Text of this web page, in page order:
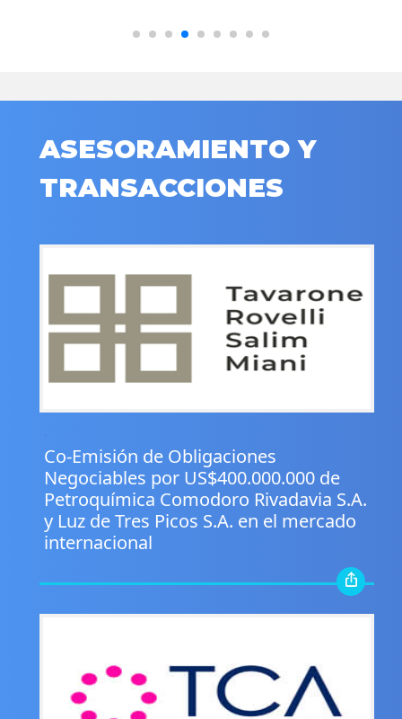
ASESORAMIENTO Y
TRANSACCIONES
Co-Emisión de Obligaciones
Negociables por US$400.000.000 de
Petroquímica Comodoro Rivadavia S.A.
y Luz de Tres Picos S.A. en el mercado
internacional